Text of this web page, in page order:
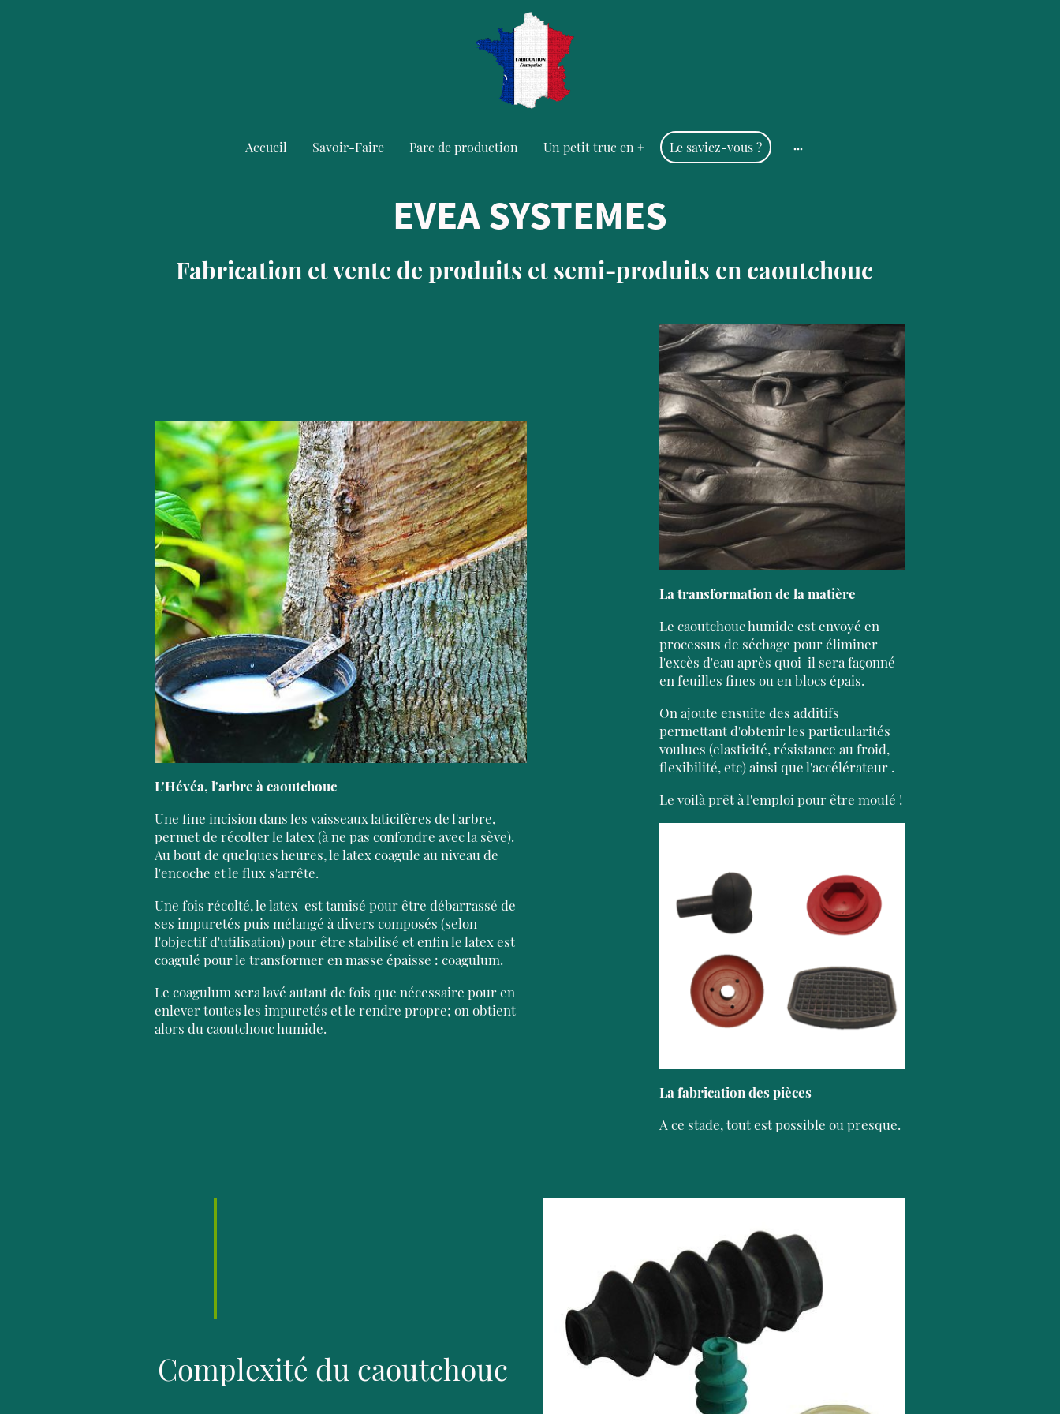
Accueil Savoir-Faire Parc de production Un petit truc en + Le saviez-vous ?
EVEA SYSTEMES
Fabrication et vente de produits et semi-produits en caoutchouc
L'Hévéa, l'arbre à caoutchouc
Une fine incision dans les vaisseaux laticifères de l'arbre,
permet de récolter le latex (à ne pas confondre avec la sève).
Au bout de quelques heures, le latex coagule au niveau de
l'encoche et le flux s'arrête.
Une fois récolté, le latex est tamisé pour être débarrassé de
ses impuretés puis mélangé à divers composés (selon
l'objectif d'utilisation) pour être stabilisé et enfin le latex est
coagulé pour le transformer en masse épaisse : coagulum.
Le coagulum sera lavé autant de fois que nécessaire pour en
enlever toutes les impuretés et le rendre propre; on obtient
alors du caoutchouc humide.
La transformation de la matière
Le caoutchouc humide est envoyé en
processus de séchage pour éliminer
l'excès d'eau après quoi il sera façonné
en feuilles fines ou en blocs épais.
On ajoute ensuite des additifs
permettant d'obtenir les particularités
voulues (elasticité, résistance au froid,
flexibilité, etc) ainsi que l'accélérateur .
Le voilà prêt à l'emploi pour être moulé !
La fabrication des pièces
A ce stade, tout est possible ou presque.
Complexité du caoutchouc